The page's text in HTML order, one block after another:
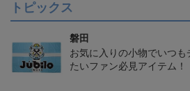
トピックス
磐田
お気に入りの小物でいつ
たいファン必見アイテム！